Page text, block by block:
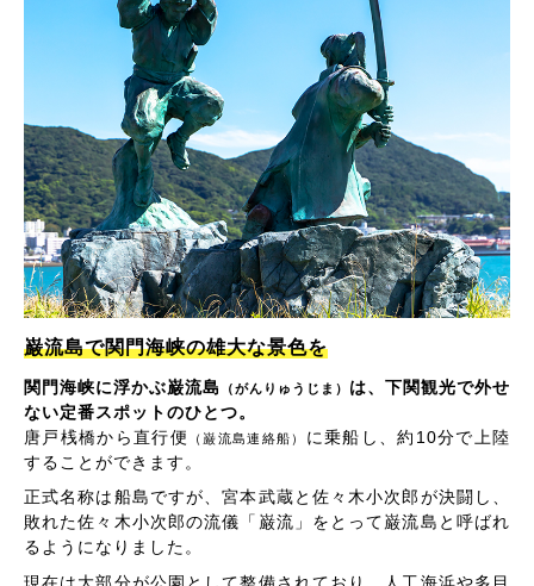
巌流島で関門海峡の雄大な景色を
関門海峡に浮かぶ巌流島 （がんりゅうじま） は、下関観光で外せ
ない定番スポットのひとつ。
唐戸桟橋から直行便
（巌流島連絡船）
に乗船し、約10分で上陸
することができます。
正式名称は船島ですが、宮本武蔵と佐々木小次郎が決闘し、
敗れた佐々木小次郎の流儀「巌流」をとって巌流島と呼ばれ
るようになりました。